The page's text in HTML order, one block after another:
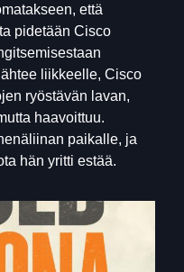
että
pidetään Cisco
liikkeelle, Cisco
ryöstävän lavan,
haavoittuu.
paikalle, ja
hän yritti estää.